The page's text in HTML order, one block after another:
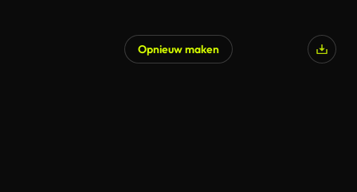
Opnieuw maken